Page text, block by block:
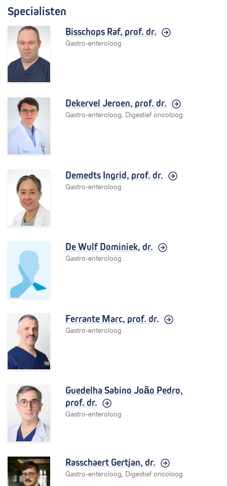
Specialisten
Bisschops Raf, prof. dr.
Gastro-enteroloog
Dekervel Jeroen, prof. dr.
Gastro-enteroloog, Digestief oncoloog
Demedts Ingrid, prof. dr.
Gastro-enteroloog
De Wulf Dominiek, dr.
Gastro-enteroloog
Ferrante Marc, prof. dr.
Gastro-enteroloog
Guedelha Sabino João Pedro,
prof. dr.
Gastro-enteroloog
Rasschaert Gertjan, dr.
Gastro-enteroloog, Digestief oncoloog